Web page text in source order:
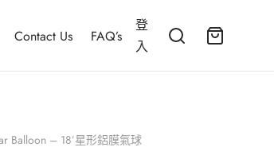
Contact Us FAQ’s
登
入
Balloon – 18’星形鋁膜氣球